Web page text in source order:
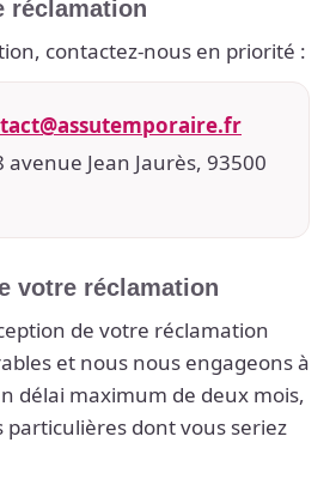
réclamation
contactez-nous en priorité :
Jean Jaurès, 93500
votre réclamation
de votre réclamation
et nous nous engageons à
délai maximum de deux mois,
particulières dont vous seriez